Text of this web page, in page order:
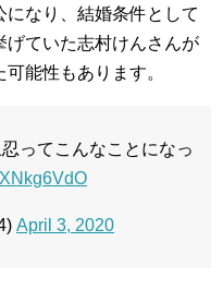
なり、結婚条件として
げていた志村けんさんが
能性もあります。
ってこんなことになっ
April 3, 2020